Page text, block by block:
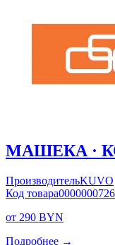
МАШЕКА ·
ПроизводительKUVO
Код товара
от 290 BYN
Подробнее →